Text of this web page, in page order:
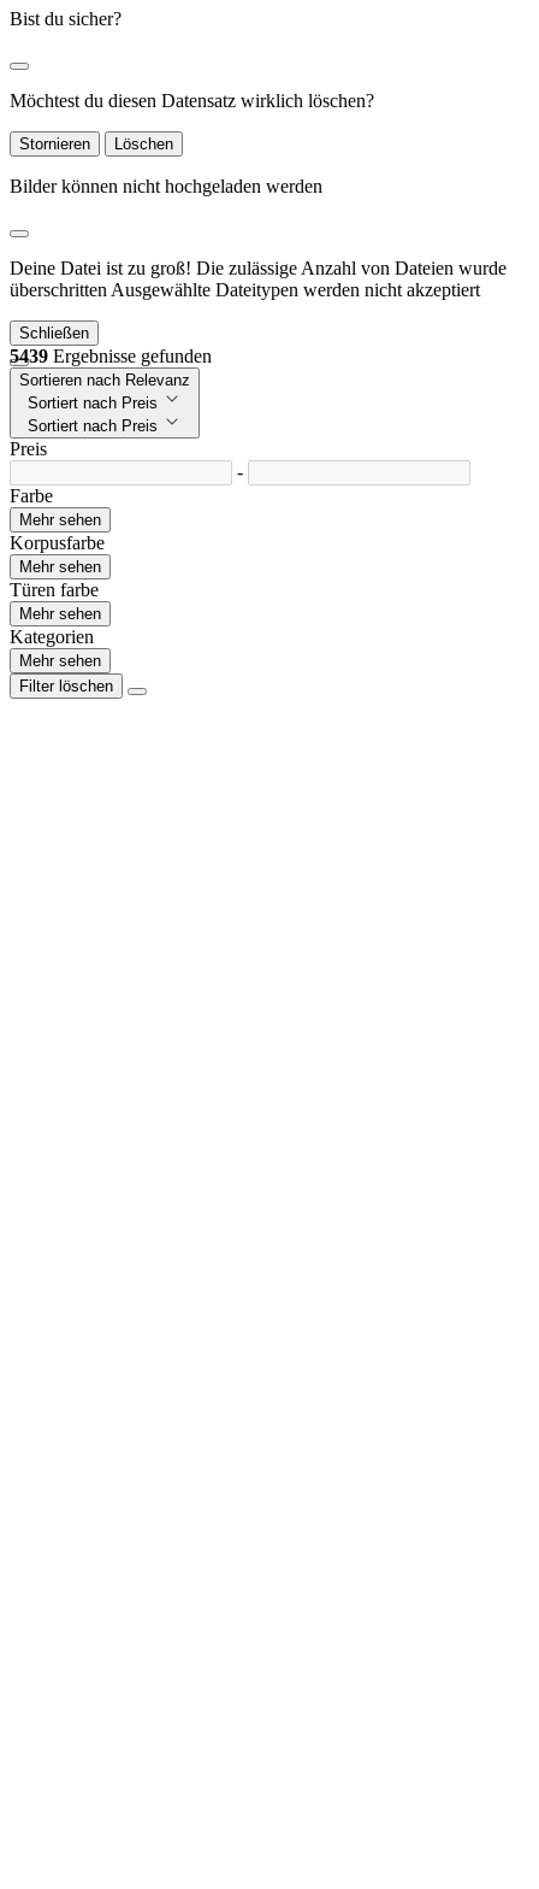
Bist du sicher?
Möchtest du diesen Datensatz wirklich löschen?
Stornieren Löschen
Bilder können nicht hochgeladen werden
Deine Datei ist zu groß! Die zulässige Anzahl von Dateien wurde
überschritten Ausgewählte Dateitypen werden nicht akzeptiert
Schließen
5439 Ergebnisse gefunden
Sortieren nach Relevanz
Sortiert nach Preis
Sortiert nach Preis
Preis
-
Farbe
Mehr sehen
Korpusfarbe
Mehr sehen
Türen farbe
Mehr sehen
Kategorien
Mehr sehen
Filter löschen